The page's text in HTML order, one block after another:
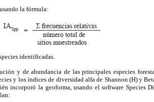
la fórmula:
identificadas.
y de abundancia de las principales especies
y los índices de diversidad alfa de Shannon (H) y
incorporó la geoforma, usando el software Species